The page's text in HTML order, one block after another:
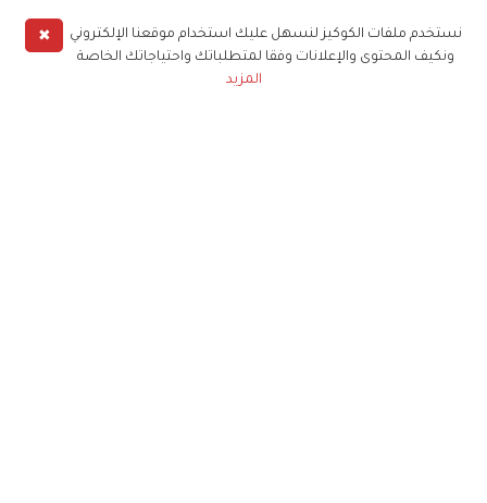
✖
نستخدم ملفات الكوكيز لنسهل عليك استخدام موقعنا الإلكتروني
ونكيف المحتوى والإعلانات وفقا لمتطلباتك واحتياجاتك الخاصة
المزيد